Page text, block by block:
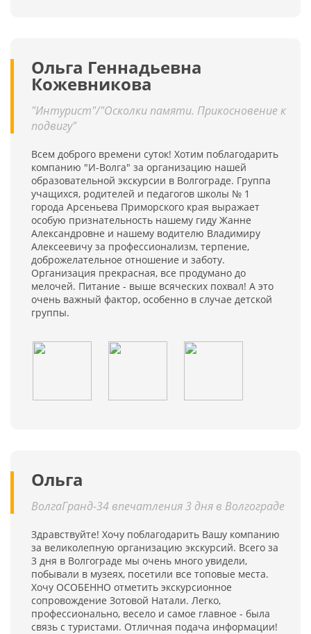
Ольга Геннадьевна
Кожевникова
"Интурист"/"Осколки памяти. Прикосновение к
подвигу"
Всем доброго времени суток! Хотим поблагодарить
компанию "И-Волга" за организацию нашей
образовательной экскурсии в Волгограде. Группа
учащихся, родителей и педагогов школы № 1
города Арсеньева Приморского края выражает
особую признательность нашему гиду Жанне
Александровне и нашему водителю Владимиру
Алексеевичу за профессионализм, терпение,
доброжелательное отношение и заботу.
Организация прекрасная, все продумано до
мелочей. Питание - выше всяческих похвал! А это
очень важный фактор, особенно в случае детской
группы.
Ольга
ВолгаГранд-34 впечатления 3 дня в Волгограде
Здравствуйте! Хочу поблагодарить Вашу компанию
за великолепную организацию экскурсий. Всего за
3 дня в Волгограде мы очень много увидели,
побывали в музеях, посетили все топовые места.
Хочу ОСОБЕННО отметить экскурсионное
сопровождение Зотовой Натали. Легко,
профессионально, весело и самое главное - была
связь с туристами. Отличная подача информации!